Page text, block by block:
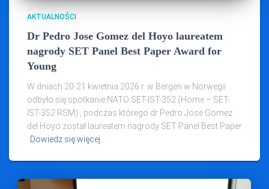
AKTUALNOŚCI
Dr Pedro Jose Gomez del Hoyo laureatem
nagrody SET Panel Best Paper Award for
Young
W dniach 20-21 kwietnia 2026 r. w Bergen w Norwegii
odbyło się spotkanie NATO SET-IST-352 (Home – SET-
IST-352 RSM) , podczas którego dr Pedro Jose Gomez
del Hoyo został laureatem nagrody SET Panel Best Paper
Dowiedz się więcej…